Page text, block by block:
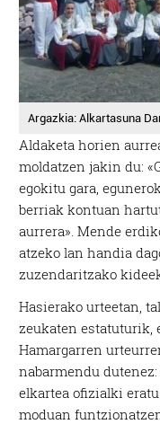
Argazkia: Alkartasuna
Aldaketa horien
moldatzen jakin du:
egokitu gara,
berriak kontuan
aurrera». Mende
atzeko lan handia
zuzendaritzako
Hasierako urteetan,
zeukaten estatuturik,
Hamargarren
nabarmendu
elkartea ofizialki
moduan